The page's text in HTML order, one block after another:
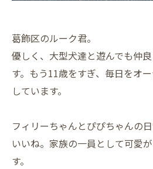
葛飾区のルーク君。
優しく、大型犬達と遊んでも仲
す。もう11歳をすぎ、毎日をオ
しています。
フィリーちゃんとぴぴちゃんの
いいね。家族の一員として可愛
す。